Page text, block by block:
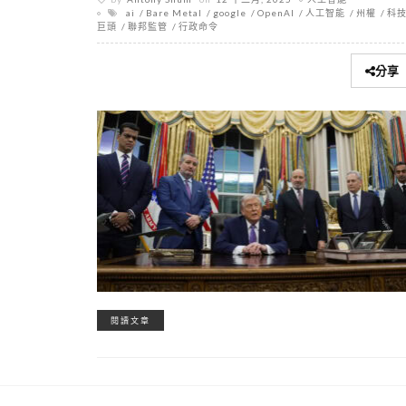
ai
Bare Metal google OpenAI 人工智能 州權
科技
巨頭
聯邦監管 行政命令
分享
閱讀文章